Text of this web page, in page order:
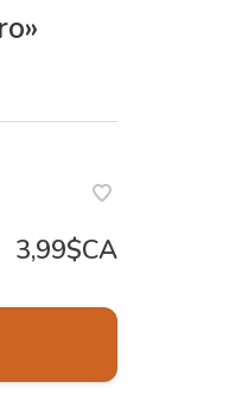
3,99$CA